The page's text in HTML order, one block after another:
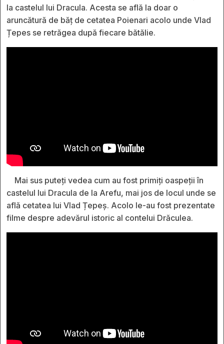
la castelul lui Dracula. Acesta se află la doar o
aruncătură de băț de cetatea Poienari acolo unde Vlad
Țepes se retrăgea după fiecare bătălie.
Mai sus puteți vedea cum au fost primiți oaspeții în
castelul lui Dracula de la Arefu, mai jos de locul unde se
află cetatea lui Vlad Țepeș. Acolo le-au fost prezentate
filme despre adevărul istoric al contelui Drăculea.